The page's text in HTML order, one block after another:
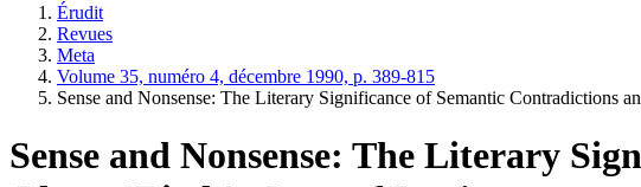
Érudit
Revues
Meta
Volume 35, numéro 4, décembre 1990, p. 389-815
Sense and Nonsense: The Literary Significance of Semantic Contradictions
Sense and Nonsense: The Literary